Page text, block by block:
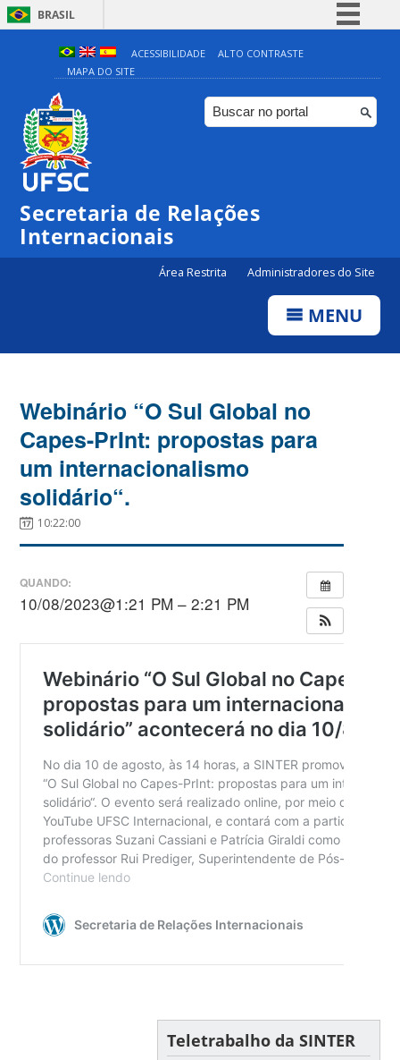
BRASIL
Simplifique!
Comunica BR
Participe
ACESSIBILIDADE
ALTO CONTRASTE
MAPA DO SITE
Secretaria de Relações
Internacionais
Área Restrita Administradores do Site
MENU
Webinário “O Sul Global no
Capes-PrInt: propostas para
um internacionalismo
solidário“.
10:22:00
QUANDO:
10/08/2023@1:21 PM – 2:21 PM
Teletrabalho da SINTER